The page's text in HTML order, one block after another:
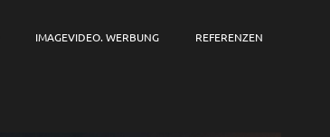
IMAGEVIDEO. WERBUNG REFERENZEN